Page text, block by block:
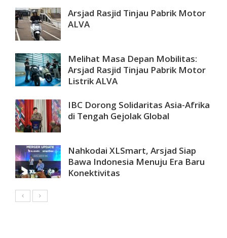
Arsjad Rasjid Tinjau Pabrik Motor
ALVA
Melihat Masa Depan Mobilitas:
Arsjad Rasjid Tinjau Pabrik Motor
Listrik ALVA
IBC Dorong Solidaritas Asia-Afrika
di Tengah Gejolak Global
Nahkodai XLSmart, Arsjad Siap
Bawa Indonesia Menuju Era Baru
Konektivitas